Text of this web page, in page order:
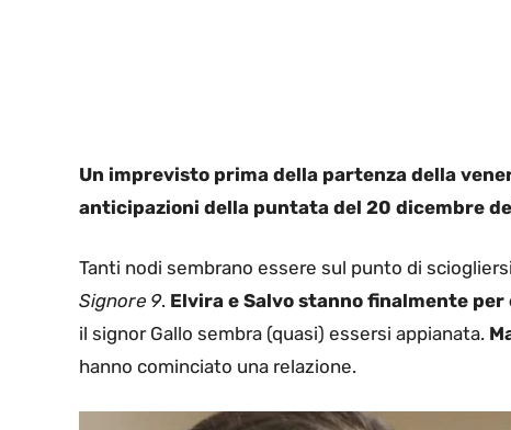
Un imprevisto prima della partenza della
anticipazioni della puntata del 20 dicembre
Tanti nodi sembrano essere sul punto di
Signore 9. Elvira e Salvo stanno finalmente per
il signor Gallo sembra (quasi) essersi appianata.
hanno cominciato una relazione.